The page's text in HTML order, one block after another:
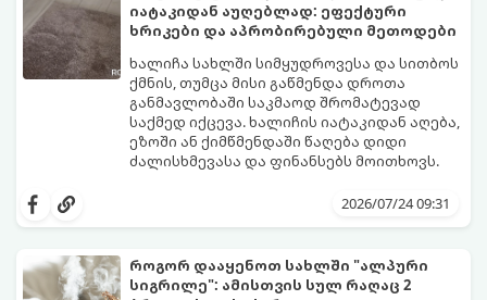
ტექნიკის გარეშეც.
გთავაზობთ 10 საუკეთესო და
ხელმისაწვდომ მეთოდს:
იატაკიდან აუღებლად: ეფექტური
ხრიკები და აპრობირებული მეთოდები
ხალიჩა სახლში სიმყუდროვესა და სითბოს
ქმნის, თუმცა მისი გაწმენდა დროთა
განმავლობაში საკმაოდ შრომატევად
საქმედ იქცევა. ხალიჩის იატაკიდან აღება,
ეზოში ან ქიმწმენდაში წაღება დიდი
ძალისხმევასა და ფინანსებს მოითხოვს.
ეფექტური, ბიუჯეტური და აპრობირებული
ლაქების ამოყვანასა და პირვანდელი
სიახლის დაბრუნებას.
2026/07/24 09:31
როგორ დააყენოთ სახლში "ალპური
სიგრილე": ამისთვის სულ რაღაც 2